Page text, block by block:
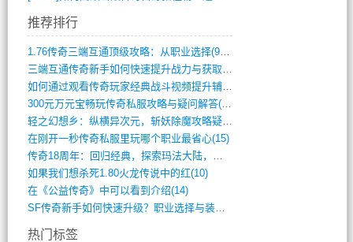
推荐排行
1.76传奇三端互通顶级攻略：从职业选择(972)
三端互通传奇新手如何快速提升战力与获取稀(379)
如何通过观看传奇玩家经典战斗视频提升辅助(661)
300元万元宝畅玩传奇私服攻略与疑问解答(828)
轻之幻想乡：纵横异次元，斩妖除魔攻略疑云(404)
在刚开一秒传奇私服里玩哪个职业最省心(15)
传奇18周年：回归经典，探索玛法大陆，寻(798)
如果我们想杀死1.80火龙传说中的红(10)
在《公益传奇》中可以看到介绍(14)
SF传奇新手如何快速升级？职业选择与装备(711)
热门标签